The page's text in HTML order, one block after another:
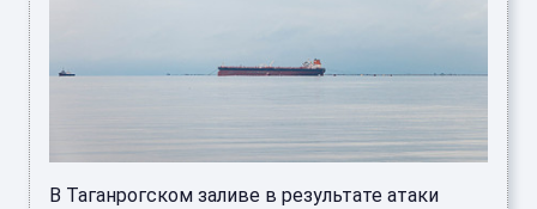
В Таганрогском заливе в результате атаки